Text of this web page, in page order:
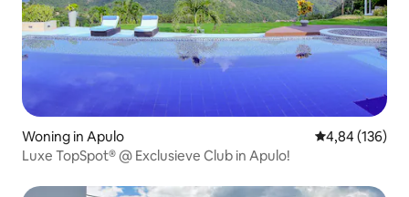
Woning in Apulo Gemiddelde
4,84 (136)
Luxe TopSpot® @ Exclusieve Club in Apulo!